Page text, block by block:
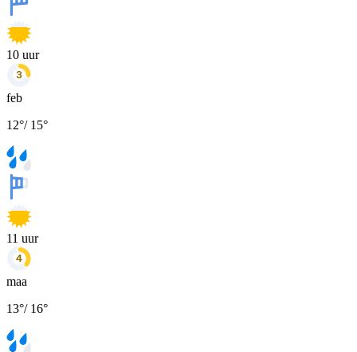
10 uur
feb
12°/ 15°
11 uur
maa
13°/ 16°